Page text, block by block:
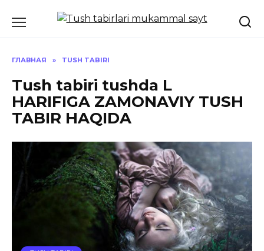
ГЛАВНАЯ » TUSH TABIRI
Tush tabiri tushda L
HARIFIGA ZAMONAVIY TUSH
TABIR HAQIDA